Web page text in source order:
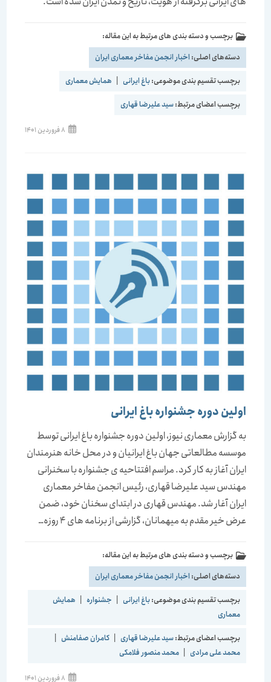
برچسب و دسته بندی های مرتبط به این مقاله:
دسته‌های اصلی:اخبار انجمن مفاخر معماری ایران
برچسب تقسیم بندی موضوعی:باغ ایرانی | همایش معماری
برچسب اعضای مرتبط:سید علیرضا قهاری
نوشته
منتشر
8 فروردین 1401
اولین دوره جشنواره باغ ایرانی
به گزارش معماری نیوز، اولین دوره جشنواره باغ ایرانی توسط
موسسه مطالعاتی جهان باغ ایرانیان و در محل خانه هنرمندان
ایران آغاز به کار کرد. مراسم افتتاحیه ی جشنواره با سخنرانی
مهندس سید علیرضا قهاری، رئیس انجمن مفاخر معماری
ایران آغار شد. مهندس قهاری در ابتدای سخنان خود، ضمن
عرض خیر مقدم به میهمانان، گزارشی از برنامه های 4 روزه…
برچسب و دسته بندی های مرتبط به این مقاله:
دسته‌های اصلی:اخبار انجمن مفاخر معماری ایران
برچسب تقسیم بندی موضوعی:باغ ایرانی | جشنواره |
همایش
معماری
برچسب اعضای مرتبط:سید علیرضا قهاری | کامران صفامنش |
محمد علی مرادی | محمد منصور فلامکی
نوشته
8 فروردین 1401